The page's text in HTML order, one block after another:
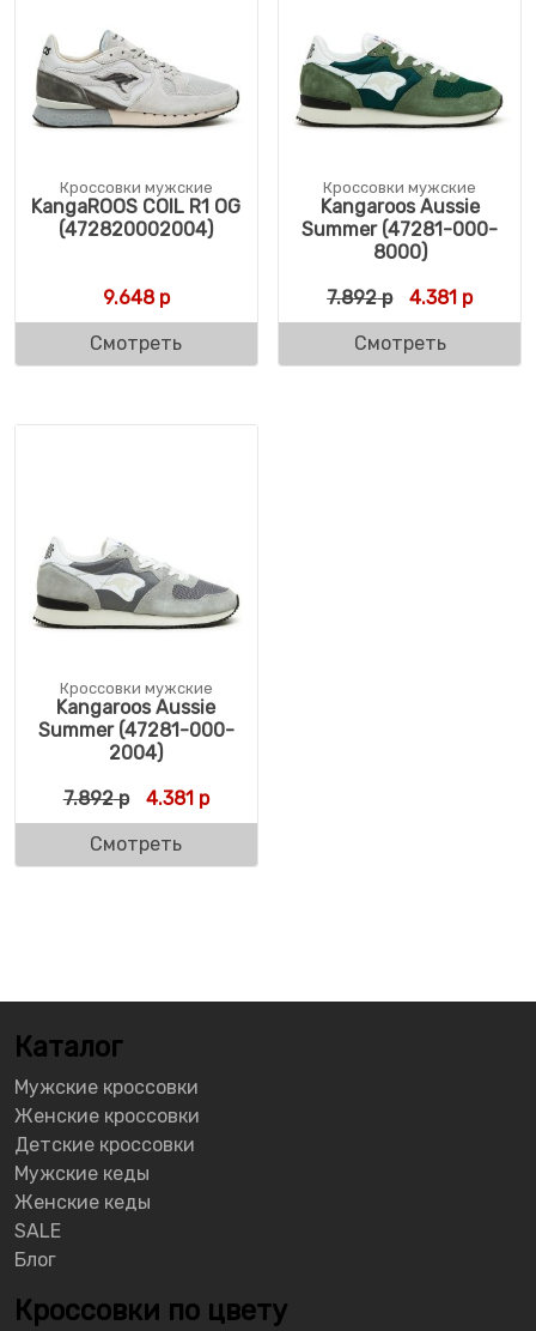
Кроссовки мужские
KangaROOS COIL R1 OG
(472820002004)
9.648р
Смотреть
Кроссовки мужские
Kangaroos Aussie
Summer (47281-000-
8000)
7.892р 4.381 р
Смотреть
Кроссовки мужские
Kangaroos Aussie
Summer (47281-000-
2004)
7.892р Первоначальная цена составляла 7.892
4.381рТекущая цена: 4.381 р.
Смотреть
Каталог
Мужские кроссовки
Женские кроссовки
Детские кроссовки
Мужские кеды
Женские кеды
SALE
Блог
Кроссовки по цвету